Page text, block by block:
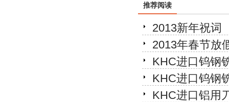
推荐阅读
2013新年祝词
2013年春节放
KHC进口钨钢
KHC进口钨钢
KHC进口铝用